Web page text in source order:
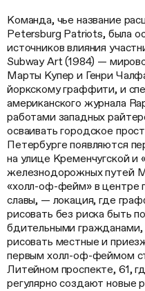
Команда, чье название
Petersburg Patriots, была
источников влияния
Subway Art (1984) —
Марты Купер и Генри
йоркскому граффити, и
американского журнала
работами западных
осваивать городское
Петербурге появляются
на улице Кременчугской и
железнодорожных путей
«холл-оф-фейм» в центре
славы, — локация, где
рисовать без риска быть
бдительными гражданами,
рисовать местные и
первым холл-оф-феймом
Литейном проспекте, 61,
регулярно создают новые